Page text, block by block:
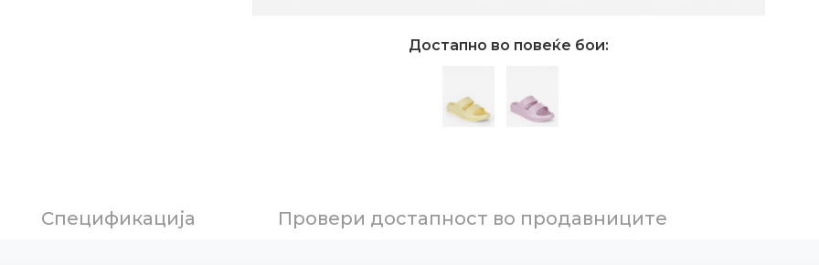
Достапно во повеќе бои:
Спецификација Провери достапност во продавниците